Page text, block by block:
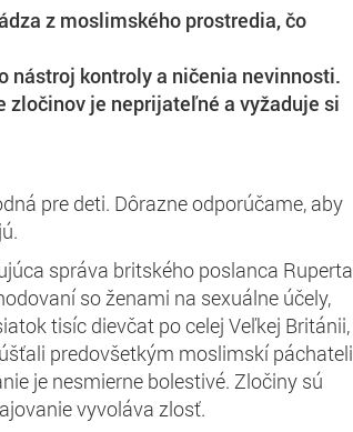
z moslimského prostredia, čo
nástroj kontroly a ničenia nevinnosti.
je neprijateľné a vyžaduje si
pre deti. Dôrazne odporúčame, aby
správa britského poslanca Ruperta
so ženami na sexuálne účely,
tisíc dievčat po celej Veľkej Británii,
predovšetkým moslimskí
je nesmierne bolestivé. Zločiny sú
vyvoláva zlosť.